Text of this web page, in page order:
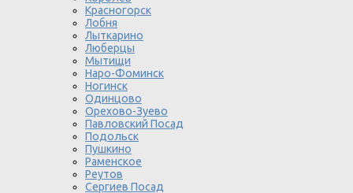
Красногорск
Лобня
Лыткарино
Люберцы
Мытищи
Наро-Фоминск
Ногинск
Одинцово
Орехово-Зуево
Павловский Посад
Подольск
Пушкино
Раменское
Реутов
Сергиев Посад